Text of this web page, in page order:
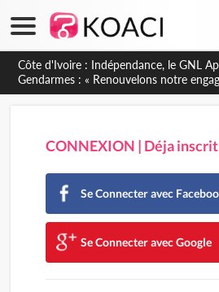
Côte d'Ivoire : Indépendance, le GNL
Gendarmes : « Renouvelons notre
notre mission avec honneur, discipline,
CONNEXION | Déja
Se Connecter avec
Se Connecter avec Google